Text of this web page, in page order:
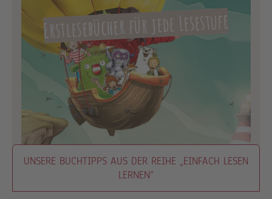
Erstlesebücher für jede Lesestufe
UNSERE BUCHTIPPS AUS DER REIHE „EINFACH LESEN
LERNEN“